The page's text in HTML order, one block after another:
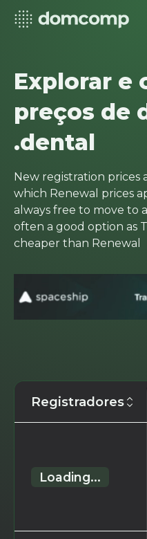
Explorar e
preços de
.dental
New registration prices
which Renewal prices
always free to move to
often a good option as
cheaper than Renewal
Registradores
Loading...